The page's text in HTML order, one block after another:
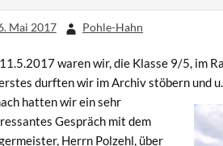
Mai 2017 Pohle-Hahn
waren wir, die Klasse 9/5, im
durften wir im Archiv stöbern und
hatten wir ein sehr
Gespräch mit dem
Herrn Polzehl, über